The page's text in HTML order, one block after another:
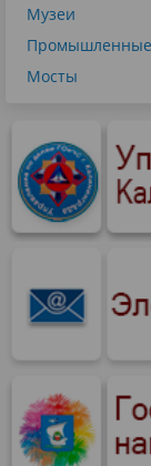
Музеи
Промышленные
Мосты